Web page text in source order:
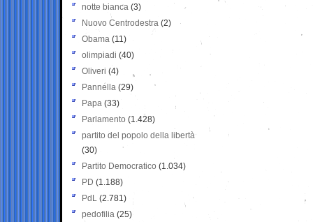
notte bianca (3)
Nuovo Centrodestra (2)
Obama (11)
olimpiadi (40)
Oliveri (4)
Pannella (29)
Papa (33)
Parlamento (1.428)
partito del popolo della libertà
(30)
Partito Democratico (1.034)
PD (1.188)
PdL (2.781)
pedofilia (25)